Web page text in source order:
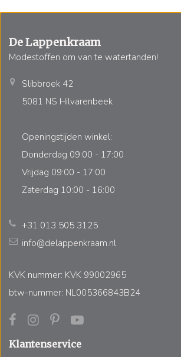
De Lappenkraam
Modestoffen om van te watertanden!
Slibbroek 42
5081 NS Hilvarenbeek
Openingstijden winkel:
Donderdag 09:00 - 17:00
Vrijdag 09:00 - 17:00
Zaterdag 10:00 - 16:00
+31 013 505 3125
info@delappenkraam.nl
KVK nummer: KVK 99002965
btw-nummer: NL005366843B24
Klantenservice